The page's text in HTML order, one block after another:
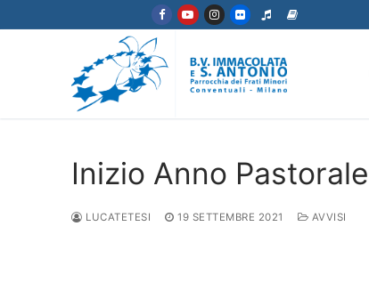
al
Inizio Anno Pastorale
LUCATETESI 19 SETTEMBRE 2021 AVVISI